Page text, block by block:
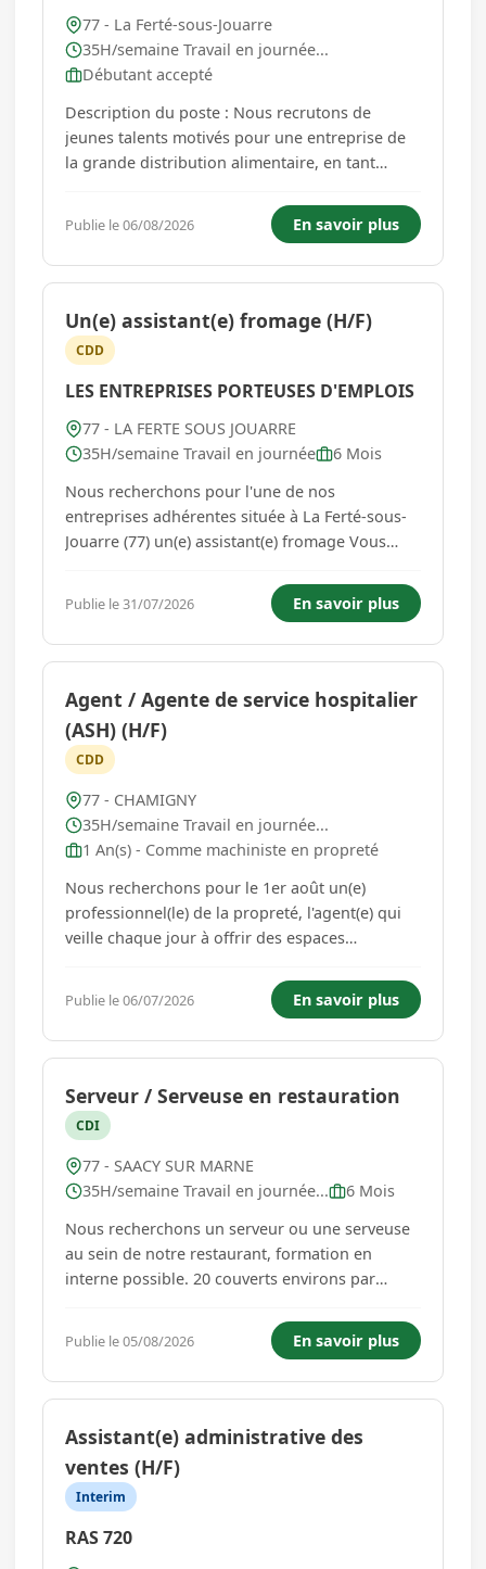
77 - La Ferté-sous-Jouarre
35H/semaine Travail en journée...
Débutant accepté
Description du poste : Nous recrutons de
jeunes talents motivés pour une entreprise de
la grande distribution alimentaire, en tant
titre professionnel sur une durée de 12 mois,
alternant travail en entreprise et formation à
distance. Missions pr...
Publie le 06/08/2026 En savoir plus
Un(e) assistant(e) fromage (H/F)
CDD
LES ENTREPRISES PORTEUSES D'EMPLOIS
77 - LA FERTE SOUS JOUARRE
35H/semaine Travail en journée
6 Mois
Nous recherchons pour l'une de nos
entreprises adhérentes située à La Ferté-sous-
Jouarre (77) un(e) assistant(e) fromage Vous
et vous avez envie d'apprendre un métier
passionnant ? Alors cette offre est peut-être
faite pour vous ! Vos missi...
Publie le 31/07/2026 En savoir plus
Agent / Agente de service hospitalier
(ASH) (H/F)
CDD
77 - CHAMIGNY
35H/semaine Travail en journée...
1 An(s) - Comme machiniste en propreté
Nous recherchons pour le 1er août un(e)
professionnel(le) de la propreté, l'agent(e) qui
veille chaque jour à offrir des espaces
un environnement sain et accueillant. Vous
assurez le nettoyage du hall de la clinique, les
couloirs, les ascenseurs, ...
Publie le 06/07/2026 En savoir plus
Serveur / Serveuse en restauration
CDI
77 - SAACY SUR MARNE
35H/semaine Travail en journée...
6 Mois
Nous recherchons un serveur ou une serveuse
au sein de notre restaurant, formation en
interne possible. 20 couverts environs par
14h30 et 18h30 à 22h. Attention dernier train à
22h de Saacy sur Marne donc prévoir un moyen
de locomotion pour votre retour ...
Publie le 05/08/2026 En savoir plus
Assistant(e) administrative des
ventes (H/F)
Interim
RAS 720